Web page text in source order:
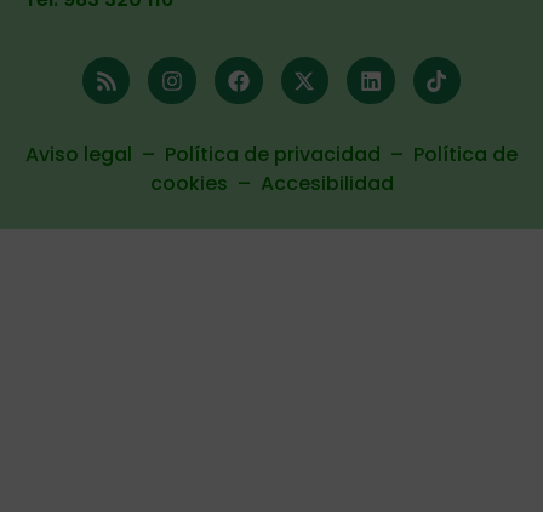
Aviso legal – Política de privacidad – Política de
cookies – Accesibilidad